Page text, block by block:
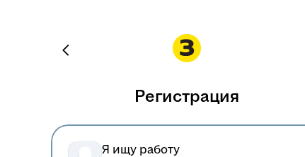
Регистрация
Я ищу работу